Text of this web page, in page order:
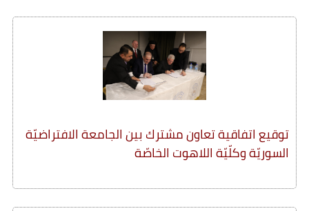
توقيع اتفاقية تعاون مشترك بين الجامعة الافتراضيّة
السوريّة وكلّيّة اللاهوت الخاصّة